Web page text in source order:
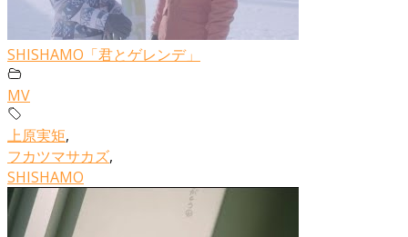
SHISHAMO「君とゲレンデ」
MV
上原実矩,
フカツマサカズ,
SHISHAMO